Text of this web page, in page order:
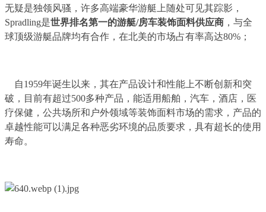
无疑是独领风骚，许多高端豪华游艇上随处可见其踪影，
Spradling是世界排名第一的游艇/房车装饰面料供应商 ，与全
球顶级游艇品牌均有合作，在北美的市场占有率高达80%；
自1959年诞生以来，其在产品设计和性能上不断创新和突
破，目前有超过500多种产品，能适用船舶，汽车，酒店，医
疗保健，公共场所和户外领域等装饰面料市场的需求，产品的
卓越性能可以满足各种恶劣环境的品质要求，具有超长的使用
寿命。